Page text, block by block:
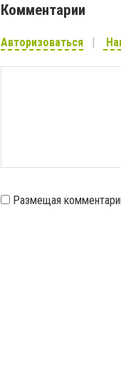
Комментарии
Авторизоваться
Размещая